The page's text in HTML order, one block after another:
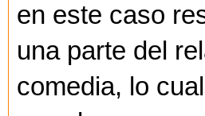
en este caso
una parte del
comedia, lo